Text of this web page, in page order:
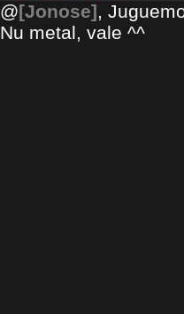
@[Jonose],
Nu metal, vale ^^